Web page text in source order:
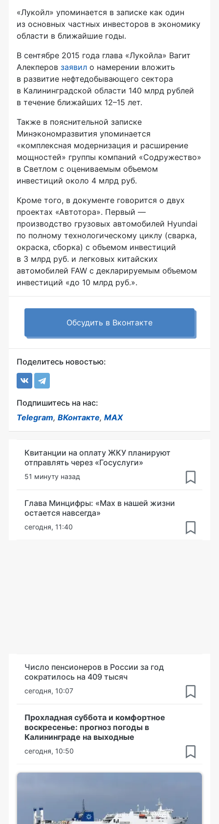
«Лукойл» упоминается в записке как один
из основных частных инвесторов в экономику
области в ближайшие годы.
В сентябре 2015 года глава «Лукойла» Вагит
Алекперов заявил о намерении вложить
в развитие нефтедобывающего сектора
в Калининградской области 140 млрд рублей
в течение ближайших 12–15 лет.
Также в пояснительной записке
Минэкономразвития упоминается
«комплексная модернизация и расширение
мощностей» группы компаний «Содружество»
в Светлом с оцениваемым объемом
инвестиций около 4 млрд руб.
Кроме того, в документе говорится о двух
проектах «Автотора». Первый —
производство грузовых автомобилей Hyundai
по полному технологическому циклу (сварка,
окраска, сборка) с объемом инвестиций
в 3 млрд руб. и легковых китайских
автомобилей FAW с декларируемым объемом
инвестиций «до 10 млрд руб.».
Обсудить в Вконтакте
Поделитесь новостью:
Подпишитесь на нас:
Telegram, ВКонтакте, MAX
Квитанции на оплату ЖКУ планируют
отправлять через «Госуслуги»
51 минуту назад
Глава Минцифры: «Мах в нашей жизни
остается навсегда»
сегодня, 11:40
Число пенсионеров в России за год
сократилось на 409 тысяч
сегодня, 10:07
Прохладная суббота и комфортное
воскресенье: прогноз погоды в
Калининграде на выходные
сегодня, 10:50